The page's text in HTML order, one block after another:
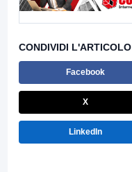
CONDIVIDI L'ARTICOLO
Facebook
X
LinkedIn